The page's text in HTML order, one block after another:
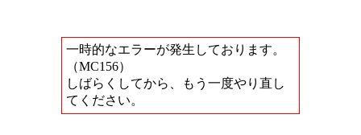
一時的なエラーが発生しております。
（MC156）
しばらくしてから、もう一度やり直し
てください。